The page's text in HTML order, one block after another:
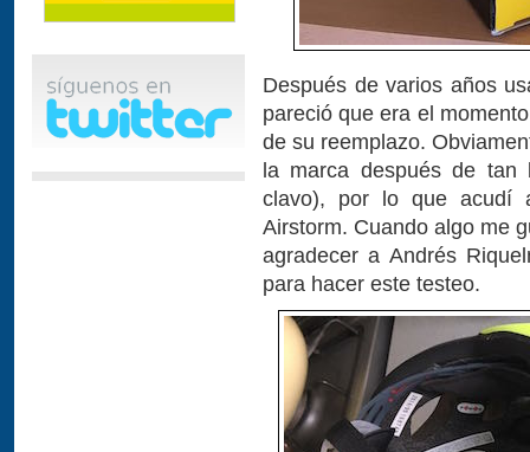
Después de varios años
pareció que era el
de su reemplazo.
la marca después de tan
clavo), por lo que acudí
Airstorm. Cuando algo me
agradecer a Andrés
para hacer este testeo.